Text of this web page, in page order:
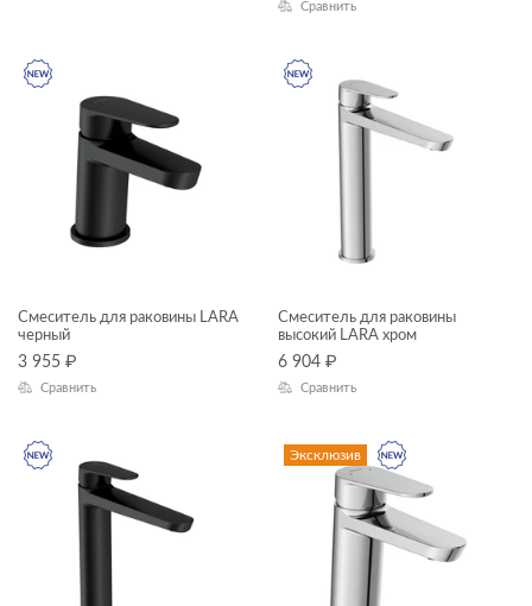
Сравнить
Смеситель для раковины LARA
черный
3 955 ₽
Сравнить
Смеситель для раковины
высокий LARA хром
6 904 ₽
Сравнить
Эксклюзив